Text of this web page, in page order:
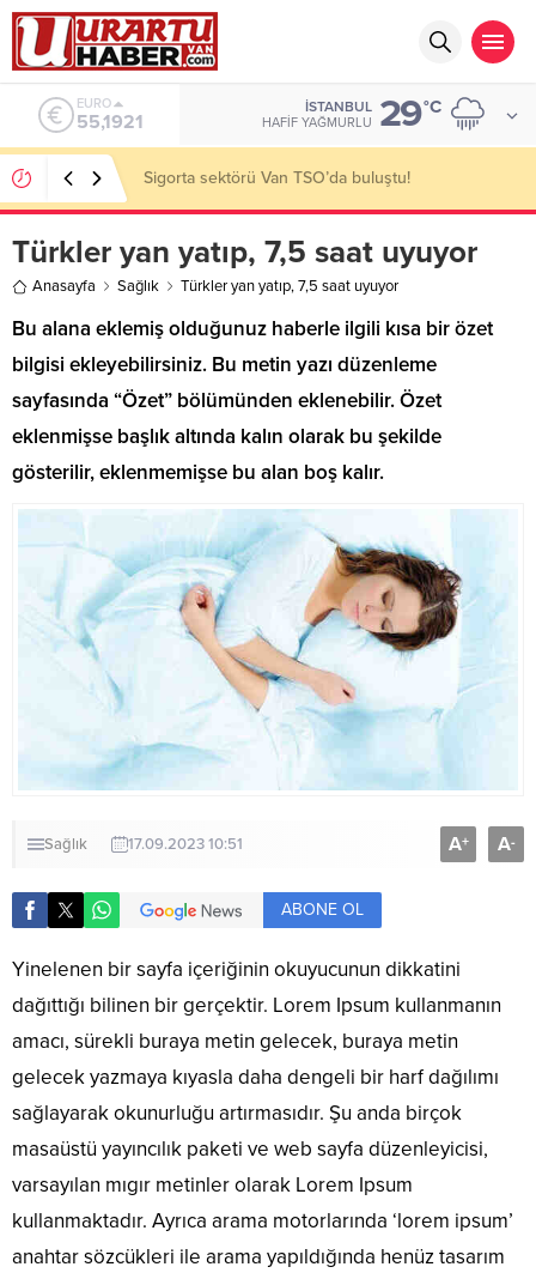
ALTIN
6.659,09
İSTANBUL
HAFIF YAĞMURLU 29°C
VAN TSO: Takip ediyoruz!
Türkler yan yatıp, 7,5 saat uyuyor
Anasayfa Sağlık Türkler yan yatıp, 7,5 saat uyuyor
Bu alana eklemiş olduğunuz haberle ilgili kısa bir özet
bilgisi ekleyebilirsiniz. Bu metin yazı düzenleme
sayfasında “Özet” bölümünden eklenebilir. Özet
eklenmişse başlık altında kalın olarak bu şekilde
gösterilir, eklenmemişse bu alan boş kalır.
Sağlık 17.09.2023 10:51 A+ A-
ABONE OL
Yinelenen bir sayfa içeriğinin okuyucunun dikkatini
dağıttığı bilinen bir gerçektir. Lorem Ipsum kullanmanın
amacı, sürekli buraya metin gelecek, buraya metin
gelecek yazmaya kıyasla daha dengeli bir harf dağılımı
sağlayarak okunurluğu artırmasıdır. Şu anda birçok
masaüstü yayıncılık paketi ve web sayfa düzenleyicisi,
varsayılan mıgır metinler olarak Lorem Ipsum
kullanmaktadır. Ayrıca arama motorlarında ‘lorem ipsum’
anahtar sözcükleri ile arama yapıldığında henüz tasarım